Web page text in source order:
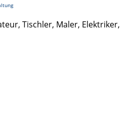
Tischler, Maler, Elektriker,